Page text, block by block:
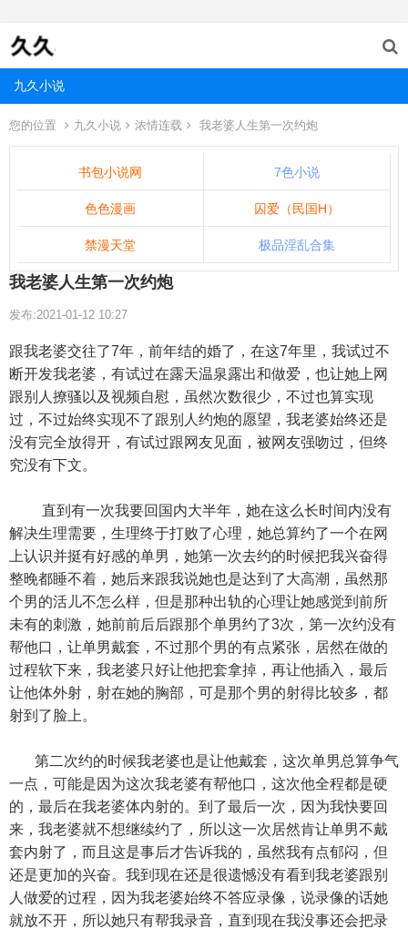
九久小说
您的位置 九久小说 浓情连载 我老婆人生第一次约炮
书包小说网 7色小说
色色漫画 囚爱（民国H）
禁漫天堂 极品淫乱合集
我老婆人生第一次约炮
发布:2021-01-12 10:27
跟我老婆交往了7年，前年结的婚了，在这7年里，我试过不
断开发我老婆，有试过在露天温泉露出和做爱，也让她上网
跟别人撩骚以及视频自慰，虽然次数很少，不过也算实现
过，不过始终实现不了跟别人约炮的愿望，我老婆始终还是
没有完全放得开，有试过跟网友见面，被网友强吻过，但终
究没有下文。
直到有一次我要回国内大半年，她在这么长时间内没有
解决生理需要，生理终于打败了心理，她总算约了一个在网
上认识并挺有好感的单男，她第一次去约的时候把我兴奋得
整晚都睡不着，她后来跟我说她也是达到了大高潮，虽然那
个男的活儿不怎么样，但是那种出轨的心理让她感觉到前所
未有的刺激，她前前后后跟那个单男约了3次，第一次约没有
帮他口，让单男戴套，不过那个男的有点紧张，居然在做的
过程软下来，我老婆只好让他把套拿掉，再让他插入，最后
让他体外射，射在她的胸部，可是那个男的射得比较多，都
射到了脸上。
第二次约的时候我老婆也是让他戴套，这次单男总算争气
一点，可能是因为这次我老婆有帮他口，这次他全程都是硬
的，最后在我老婆体内射的。到了最后一次，因为我快要回
来，我老婆就不想继续约了，所以这一次居然肯让单男不戴
套内射了，而且这是事后才告诉我的，虽然我有点郁闷，但
还是更加的兴奋。我到现在还是很遗憾没有看到我老婆跟别
人做爱的过程，因为我老婆始终不答应录像，说录像的话她
就放不开，所以她只有帮我录音，直到现在我没事还会把录